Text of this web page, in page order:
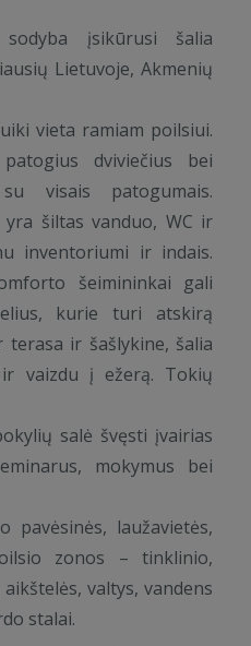
sodyba įsikūrusi šalia
Lietuvoje, Akmenių
vieta ramiam poilsiui.
dviviečius bei
visais patogumais.
yra šiltas vanduo, WC ir
inventoriumi ir indais.
šeimininkai gali
kurie turi atskirą
ir šašlykine, šalia
ir vaizdu į ežerą. Tokių
salė švęsti įvairias
mokymus bei
pavėsinės, laužavietės,
zonos – tinklinio,
valtys, vandens
stalai.